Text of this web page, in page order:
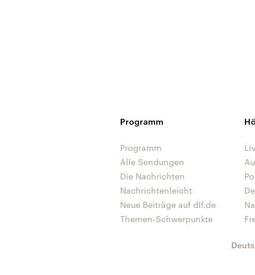
Programm
Programm
Alle Sendungen
Die Nachrichten
Nachrichtenleicht
Neue Beiträge auf dlf.de
Themen-Schwerpunkte